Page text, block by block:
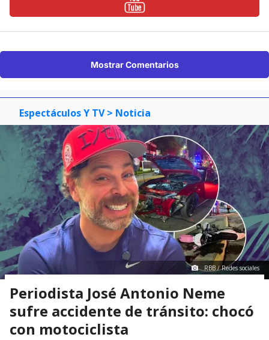
Mostrar Comentarios
Espectáculos Y TV > Noticia
RBB / Redes sociales
Periodista José Antonio Neme
sufre accidente de tránsito: chocó
con motociclista